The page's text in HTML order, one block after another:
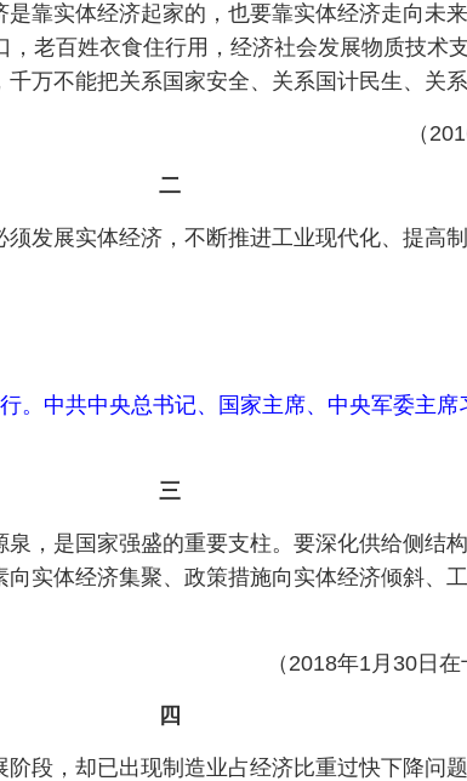
靠实体经济起家的，也要靠实体经济走向未
老百姓衣食住行用，经济社会发展物质技术
万不能把关系国家安全、关系国计民生、关
（
二
发展实体经济，不断推进工业现代化、提高
。中共中央总书记、国家主席、中央军委主
三
，是国家强盛的重要支柱。要深化供给侧结
实体经济集聚、政策措施向实体经济倾斜、
（2018年1月30日
四
段，却已出现制造业占经济比重过快下降问